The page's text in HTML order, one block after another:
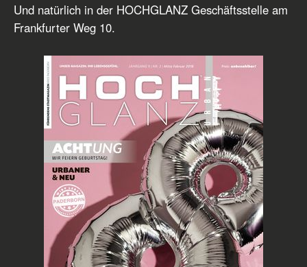
Und natürlich in der HOCHGLANZ Geschäftsstelle am
Frankfurter Weg 10.